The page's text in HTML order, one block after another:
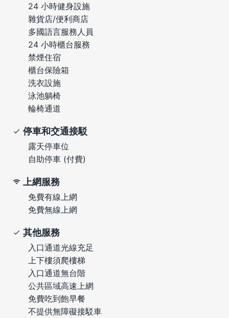
24 小時健身設施
雜貨店/便利商店
多國語言服務人員
24 小時櫃台服務
禁煙住宿
櫃台保險箱
洗衣設施
泳池躺椅
輪椅通道
停車和交通接駁
露天停車位
自助停車 (付費)
上網服務
免費有線上網
免費無線上網
其他服務
入口通道光線充足
上下樓須爬樓梯
入口通道無台階
公共區域高速上網
免費吃到飽早餐
不提供無障礙接駁車